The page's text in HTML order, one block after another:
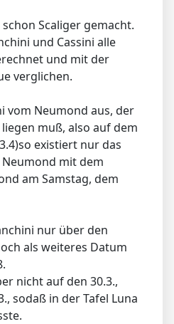
Scaliger gemacht.
und Cassini alle
und mit der
verglichen.
vom Neumond aus, der
liegen muß, also auf dem
existiert nur das
Neumond mit dem
am Samstag, dem
nur über den
als weiteres Datum
nicht auf den 30.3.,
sodaß in der Tafel Luna